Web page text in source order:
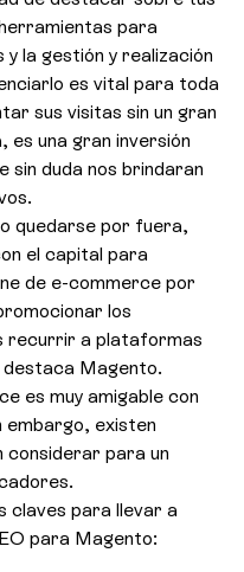
para
la gestión y realización
es vital para toda
sus visitas sin un gran
es una gran inversión
sin duda nos brindaran
quedarse por fuera,
el capital para
de e-commerce por
los
recurrir a plataformas
Magento.
es muy amigable con
embargo, existen
considerar para un
claves para llevar a
para Magento: